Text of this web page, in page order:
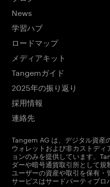
News
学習ハブ
ロードマップ
メディアキット
Tangemガイド
2025年の振り返り
採用情報
連絡先
Tangem AG は、デジタル資産
ウォレットおよび非カストデ
ョンのみを提供しています。
ダーや暗号通貨取引所として
ユーザーの資産や取引を保有
サービスはサードパーティプロ